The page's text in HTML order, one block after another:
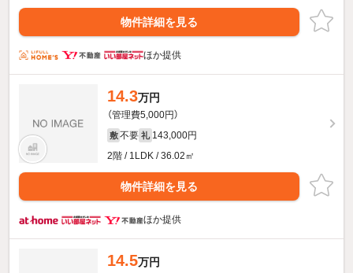
物件詳細を見る
ほか提供
14.3万円
（管理費5,000円）
敷 不要 礼 143,000円
2階 / 1LDK / 36.02㎡
物件詳細を見る
ほか提供
14.5万円